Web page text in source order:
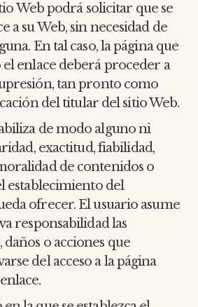
Web podrá solicitar que se
a su Web, sin necesidad de
En tal caso, la página que
enlace deberá proceder a
tan pronto como
del titular del sitio Web.
de modo alguno ni
exactitud, fiabilidad,
de contenidos o
establecimiento del
ofrecer. El usuario asume
responsabilidad las
daños o acciones que
del acceso a la página